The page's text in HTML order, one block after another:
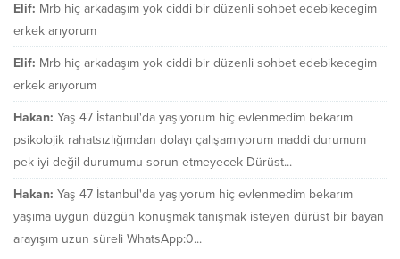
Elif: Mrb hiç arkadaşım yok ciddi bir düzenli sohbet edebikecegim
erkek arıyorum
Elif: Mrb hiç arkadaşım yok ciddi bir düzenli sohbet edebikecegim
erkek arıyorum
Hakan: Yaş 47 İstanbul'da yaşıyorum hiç evlenmedim bekarım
psikolojik rahatsızlığımdan dolayı çalışamıyorum maddi durumum
pek iyi değil durumumu sorun etmeyecek Dürüst...
Hakan: Yaş 47 İstanbul'da yaşıyorum hiç evlenmedim bekarım
yaşıma uygun düzgün konuşmak tanışmak isteyen dürüst bir bayan
arayışım uzun süreli WhatsApp:0...